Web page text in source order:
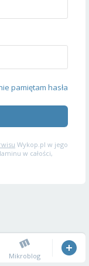
pamiętam hasła
Wykop.pl w jego
w całości,
Mikroblog